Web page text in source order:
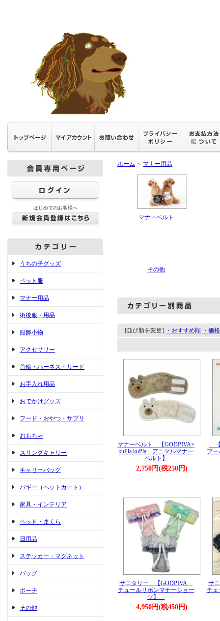
はじめてのお客様へ
うちの子グッズ
ペット服
マナー用品
術後服・用品
服飾小物
アクセサリー
首輪・ハーネス・リード
お手入れ用品
おでかけグッズ
フード・おやつ・サプリ
おもちゃ
スリングキャリー
キャリーバッグ
バギー（ペットカート）
家具・インテリア
ベッド・まくら
日用品
ステッカー・マグネット
バッグ
ポーチ
その他
ホーム ＞ マナー用品
マナーベルト
その他
[並び順を変更] ・おすすめ順 ・価
マナーベルト 【GODPIVA×
kuPla kuPla アニマルマナー
ベルト】
2,750円(税250円)
プ
サニタリー 【GODPIVA
チュールリボンマナーショー
ツ】
4,950円(税450円)
サ
チェ